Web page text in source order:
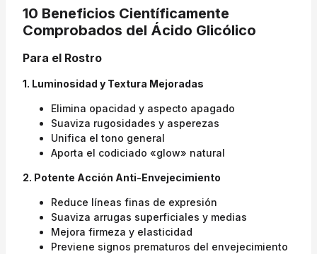
10 Beneficios Científicamente
Comprobados del Ácido Glicólico
Para el Rostro
1. Luminosidad y Textura Mejoradas
Elimina opacidad y aspecto apagado
Suaviza rugosidades y asperezas
Unifica el tono general
Aporta el codiciado «glow» natural
2. Potente Acción Anti-Envejecimiento
Reduce líneas finas de expresión
Suaviza arrugas superficiales y medias
Mejora firmeza y elasticidad
Previene signos prematuros del envejecimiento